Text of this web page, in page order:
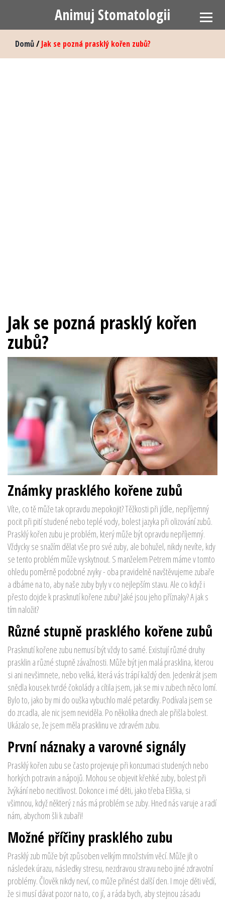
Animuj Stomatologii
Domů/Jak se pozná prasklý kořen zubů?
Jak se pozná prasklý kořen
zubů?
Známky prasklého kořene zubů
Víte, co tě může tak opravdu znepokojit? Těžkosti při jídle, nepříjemný
pocit při pití studené nebo teplé vody, bolest jazyka při olizování zubů.
Prasklý kořen zubu je problém, který může být opravdu nepříjemný.
Vždycky se snažím dělat vše pro své zuby, ale bohužel, nikdy nevíte, kdy
se tento problém může vyskytnout. S manželem Petrem máme v tomto
ohledu poměrně podobné zvyky - oba pravidelně navštěvujeme zubaře
a dbáme na to, aby naše zuby byly v co nejlepším stavu. Ale co když i
přesto dojde k prasknutí kořene zubu? Jaké jsou jeho příznaky? A jak s
tím naložit?
Různé stupně prasklého kořene zubů
Prasknutí kořene zubu nemusí být vždy to samé. Existují různé druhy
prasklin a různé stupně závažnosti. Může být jen malá prasklina, kterou
si ani nevšimnete, nebo velká, která vás trápí každý den. Jedenkrát jsem
snědla kousek tvrdé čokolády a cítila jsem, jak se mi v zubech něco lomí.
Bylo to, jako by mi do ouška vybuchlo malé petardky. Podívala jsem se
do zrcadla, ale nic jsem neviděla. Po několika dnech ale přišla bolest.
Ukázalo se, že jsem měla prasklinu ve zdravém zubu.
První náznaky a varovné signály
Prasklý kořen zubu se často projevuje při konzumaci studených nebo
horkých potravin a nápojů. Mohou se objevit křehké zuby, bolest při
žvýkání nebo necitlivost. Dokonce i mé děti, jako třeba Eliška, si
všimnou, když některý z nás má problém se zuby. Hned nás varuje a radí
nám, abychom šli k zubaři!
Možné příčiny prasklého zubu
Prasklý zub může být způsoben velkým množstvím věcí. Může jít o
následek úrazu, následky stresu, nezdravou stravu nebo jiné zdravotní
problémy. Člověk nikdy neví, co může přinést další den. I moje děti vědí,
že si musí dávat pozor na to, co jí, a ráda bych, aby stejnou zásadu